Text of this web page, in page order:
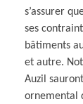
s’assurer
ses
bâtiments
et autre.
Auzil
ornemental